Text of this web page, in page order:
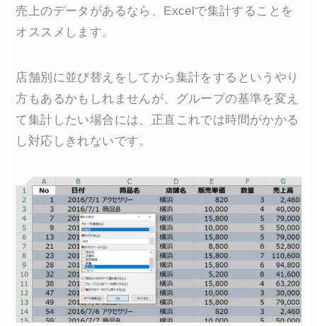
売上のデータがあるなら、Excelで集計することを
オススメします。
店舗別に並び替えをしてから集計をするというやり
方もあるかもしれませんが、グループの基準を変え
て集計したい場合には、正直これでは時間がかかる
し対応しきれないです。